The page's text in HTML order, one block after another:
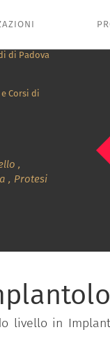
di Padova
Corsi di
,
, Protesi
livello in